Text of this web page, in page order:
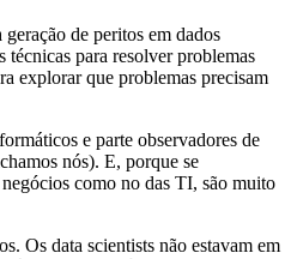
de peritos em dados
técnicas para resolver problemas
explorar que problemas precisam
e parte observadores de
nós). E, porque se
como no das TI, são muito
Os data scientists não estavam em